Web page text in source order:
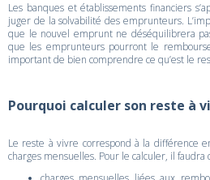
Les banques et établissements financiers
juger de la solvabilité des emprunteurs.
que le nouvel emprunt ne déséquilibrera
que les emprunteurs pourront le
important de bien comprendre ce qu’est le
Pourquoi calculer son reste à
Le reste à vivre correspond à la différence
charges mensuelles. Pour le calculer, il faudra